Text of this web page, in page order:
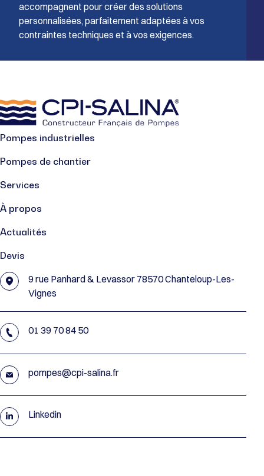
accompagnent pour créer des solutions
personnalisées, parfaitement adaptées à vos
contraintes techniques et à vos exigences.
Pompes industrielles
Pompes de chantier
Services
À propos
Actualités
Devis
9 rue Panhard & Levassor 78570 Chanteloup-Les-
Vignes
01 39 70 84 50
pompes@cpi-salina.fr
Linkedin